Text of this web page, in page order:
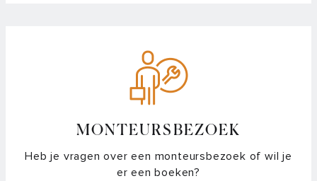
MONTEURSBEZOEK
Heb je vragen over een monteursbezoek of wil je
er een boeken?